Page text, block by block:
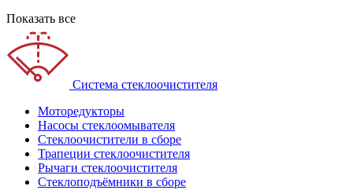
Показать все
Система стеклоочистителя
Моторедукторы
Насосы стеклоомывателя
Стеклоочистители в сборе
Трапеции стеклоочистителя
Рычаги стеклоочистителя
Стеклоподъёмники в сборе